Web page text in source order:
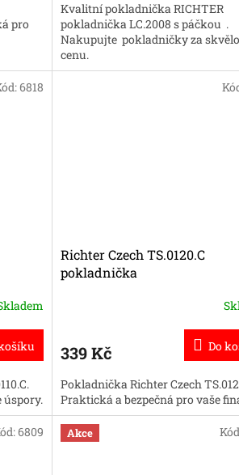
pro
Kvalitní pokladnička RICHTER
pokladnička LC.2008 s páčkou .
Nakupujte pokladničky za
cenu.
6818
Richter Czech TS.0120.C
pokladnička
339 Kč Do
Pokladnička Richter Czech
Praktická a bezpečná pro vaše
6809 Akce